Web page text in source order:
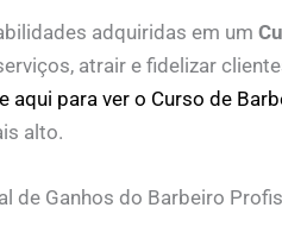
adquiridas em um
atrair e fidelizar
aqui para ver o Curso de
alto.
de Ganhos do Barbeiro